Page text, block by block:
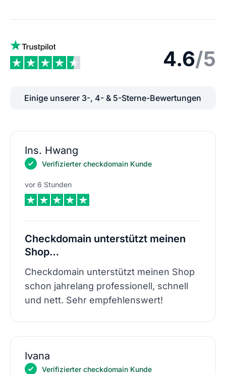
4.6/5
Einige unserer 3-, 4- & 5-Sterne-Bewertungen
Ins. Hwang
Verifizierter checkdomain Kunde
vor 6 Stunden
Checkdomain unterstützt meinen
Shop…
Checkdomain unterstützt meinen Shop
schon jahrelang professionell, schnell
und nett. Sehr empfehlenswert!
Ivana
Verifizierter checkdomain Kunde